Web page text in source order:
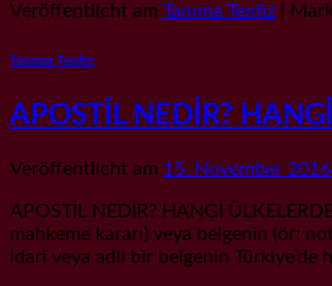
Veröffentlicht am Tanıma Tenfiz
Tanıma Tenfiz
APOSTİL NEDİR?
Veröffentlicht am 15. November 2016
APOSTİL NEDİR? HANGİ
mahkeme kararı) veya belgenin (ör:
idari veya adli bir belgenin Türkiye’de